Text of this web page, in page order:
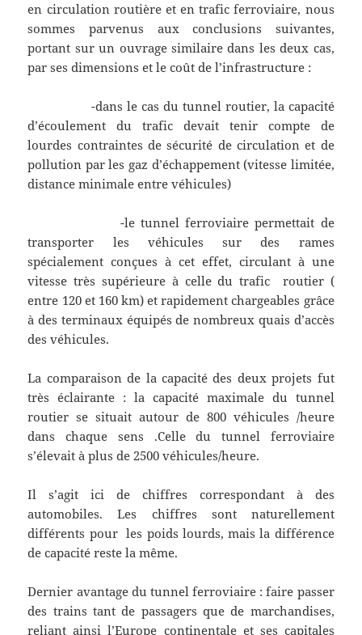
en circulation routière et en trafic ferroviaire, nous
sommes parvenus aux conclusions suivantes,
portant sur un ouvrage similaire dans les deux cas,
par ses dimensions et le coût de l’infrastructure :
-dans le cas du tunnel routier, la capacité
d’écoulement du trafic devait tenir compte de
lourdes contraintes de sécurité de circulation et de
pollution par les gaz d’échappement (vitesse limitée,
distance minimale entre véhicules)
-le tunnel ferroviaire permettait de
transporter les véhicules sur des rames
spécialement conçues à cet effet, circulant à une
vitesse très supérieure à celle du trafic routier (
entre 120 et 160 km) et rapidement chargeables grâce
à des terminaux équipés de nombreux quais d’accès
des véhicules.
La comparaison de la capacité des deux projets fut
très éclairante : la capacité maximale du tunnel
routier se situait autour de 800 véhicules /heure
dans chaque sens .Celle du tunnel ferroviaire
s’élevait à plus de 2500 véhicules/heure.
Il s’agit ici de chiffres correspondant à des
automobiles. Les chiffres sont naturellement
différents pour les poids lourds, mais la différence
de capacité reste la même.
Dernier avantage du tunnel ferroviaire : faire passer
des trains tant de passagers que de marchandises,
reliant ainsi l’Europe continentale et ses capitales